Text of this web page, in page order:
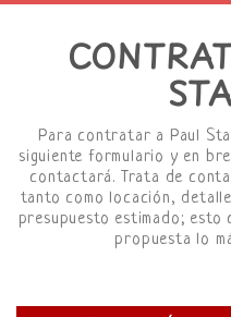
Para contratar a Paul
siguiente formulario y en
contactará. Trata de
tanto como locación,
presupuesto estimado;
propuesta lo